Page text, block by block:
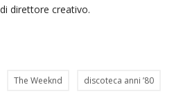
direttore creativo.
The Weeknd discoteca anni ’80